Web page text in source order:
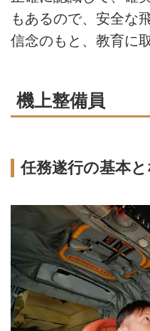
もあるので、安全な
信念のもと、教育に
機上整備員
任務遂行の基本